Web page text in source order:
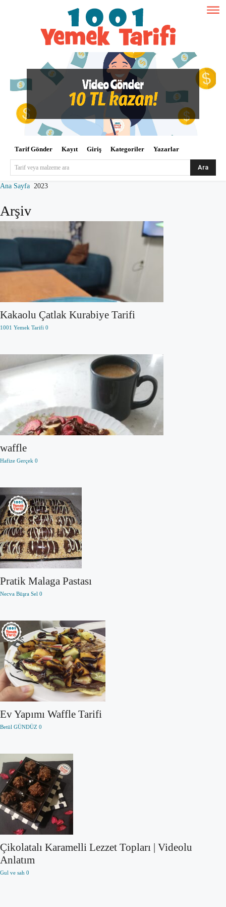
Tarif Gönder Kayıt Giriş Kategoriler Yazarlar
Tarif veya malzeme ara Ara
Ana Sayfa 2023
Arşiv
Kakaolu Çatlak Kurabiye Tarifi
1001 Yemek Tarifi 0
waffle
Hafize Gerçek 0
Pratik Malaga Pastası
Necva Büşra Sel 0
Ev Yapımı Waffle Tarifi
Betül GÜNDÜZ 0
Çikolatalı Karamelli Lezzet Topları | Videolu
Anlatım
Gul ve sah 0